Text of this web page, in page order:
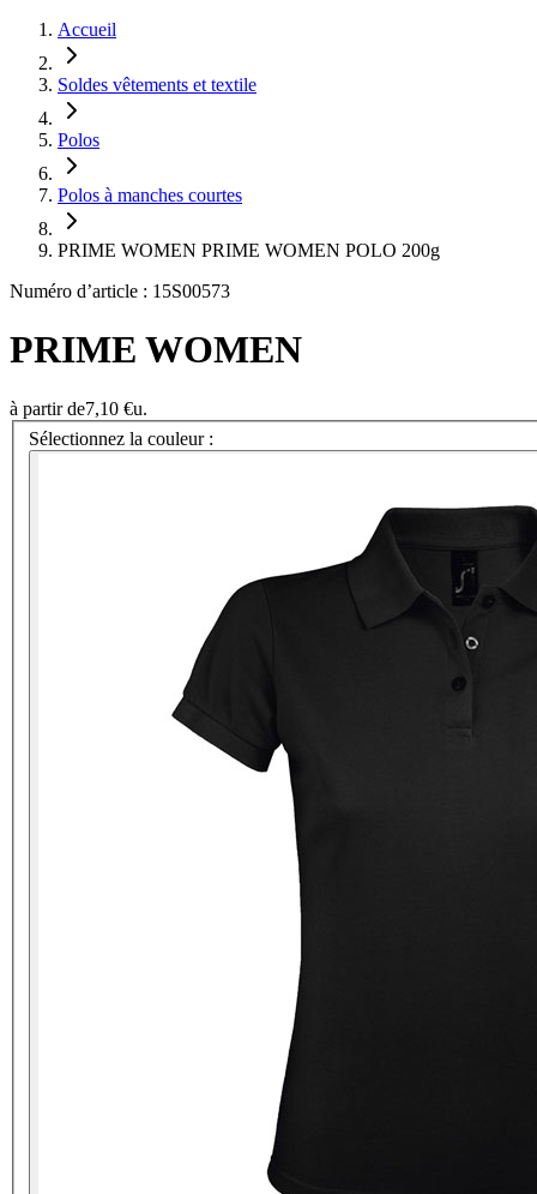
Accueil
Soldes vêtements et textile
Polos
Polos à manches courtes
PRIME WOMEN PRIME WOMEN POLO 200g
Numéro d’article : 15S00573
PRIME WOMEN
à partir de7,10 €u.
Sélectionnez la couleur :